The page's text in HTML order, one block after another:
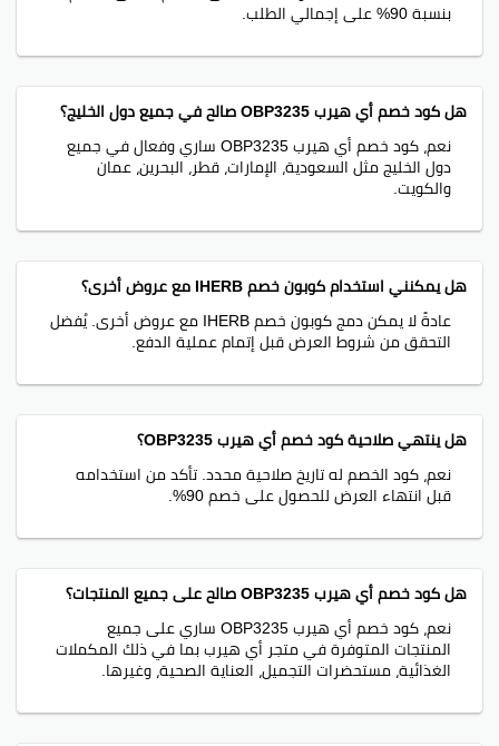
بنسبة 90% على إجمالي الطلب.
هل كود خصم أي هيرب OBP3235 صالح في جميع دول الخليج؟
نعم، كود خصم أي هيرب OBP3235 ساري وفعال في جميع
دول الخليج مثل السعودية، الإمارات، قطر، البحرين، عمان
والكويت.
هل يمكنني استخدام كوبون خصم IHERB مع عروض أخرى؟
عادةً لا يمكن دمج كوبون خصم IHERB مع عروض أخرى. يُفضل
التحقق من شروط العرض قبل إتمام عملية الدفع.
هل ينتهي صلاحية كود خصم أي هيرب OBP3235؟
نعم، كود الخصم له تاريخ صلاحية محدد. تأكد من استخدامه
قبل انتهاء العرض للحصول على خصم 90%.
هل كود خصم أي هيرب OBP3235 صالح على جميع المنتجات؟
نعم، كود خصم أي هيرب OBP3235 ساري على جميع
المنتجات المتوفرة في متجر أي هيرب بما في ذلك المكملات
الغذائية، مستحضرات التجميل، العناية الصحية، وغيرها.